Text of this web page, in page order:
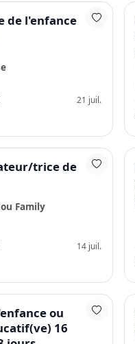
de l'enfance
21 juil.
trice de
Family
14 juil.
ou
16